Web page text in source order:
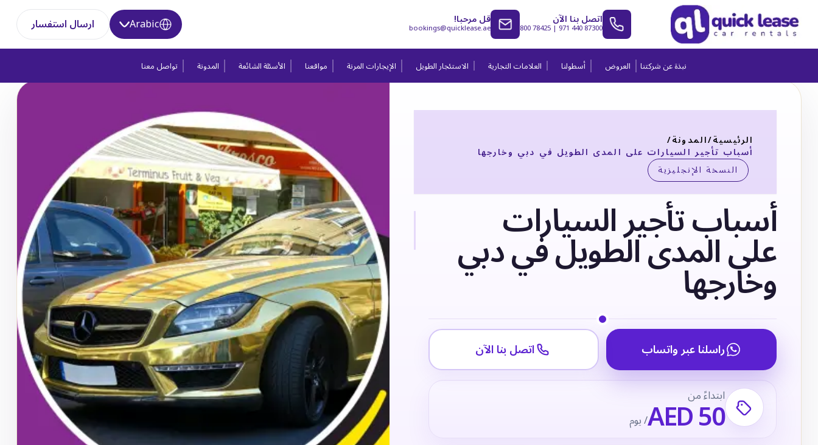
اتصل بنا الآن800 78425 |971 440 87300 قل مرحبا!
bookings@quicklease.ae
Arabic ارسال استفسار
نبذة عن شركتنا العروض أسطولنا العلامات التجارية الاستئجار الطويل الإيجارات المرنة مواقعنا الأسئلة الشائعة المدونة تواصل معنا
الرئيسية/المدونة/
أسباب تأجير السيارات على المدى الطويل في دبي وخارجها
النسخة الإنجليزية
أسباب تأجير السيارات
على المدى الطويل في دبي
وخارجها
راسلنا عبر واتساب اتصل بنا الآن
ابتداءً من
AED 50/ يوم